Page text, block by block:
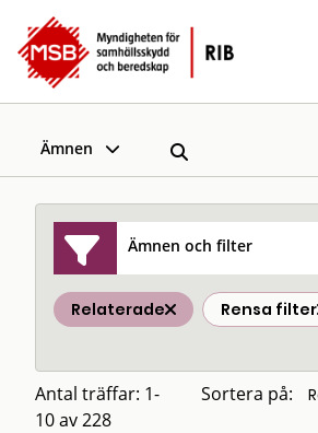
Ämnen
Ämnen och filter
Relaterade Rensa filter
Antal träffar: 1-
10 av 228
Sortera på: